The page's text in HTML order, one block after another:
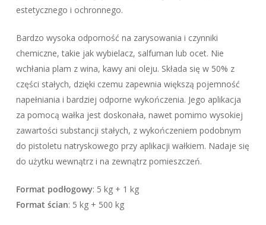
estetycznego i ochronnego.
Bardzo wysoka odporność na zarysowania i czynniki
chemiczne, takie jak wybielacz, salfuman lub ocet. Nie
wchłania plam z wina, kawy ani oleju. Składa się w 50% z
części stałych, dzięki czemu zapewnia większą pojemność
napełniania i bardziej odporne wykończenia. Jego aplikacja
za pomocą wałka jest doskonała, nawet pomimo wysokiej
zawartości substancji stałych, z wykończeniem podobnym
do pistoletu natryskowego przy aplikacji wałkiem. Nadaje się
do użytku wewnątrz i na zewnątrz pomieszczeń.
Format podłogowy: 5 kg + 1 kg
Format ścian: 5 kg + 500 kg